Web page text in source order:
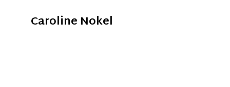
Caroline Nokel